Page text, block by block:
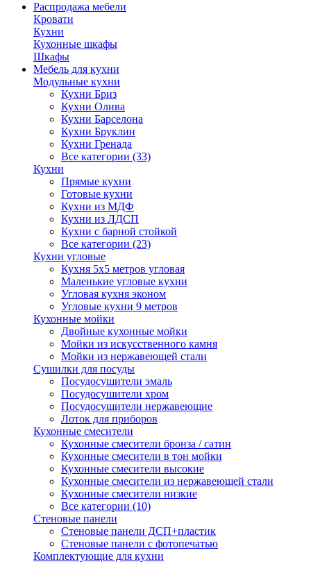
Распродажа мебели
Кровати
Кухни
Кухонные шкафы
Шкафы
Мебель для кухни
Модульные кухни
Кухни Бриз
Кухни Олива
Кухни Барселона
Кухни Бруклин
Кухни Гренада
Все категории (33)
Кухни
Прямые кухни
Готовые кухни
Кухни из МДФ
Кухни из ЛДСП
Кухни с барной стойкой
Все категории (23)
Кухни угловые
Кухня 5х5 метров угловая
Маленькие угловые кухни
Угловая кухня эконом
Угловые кухни 9 метров
Кухонные мойки
Двойные кухонные мойки
Мойки из искусственного камня
Мойки из нержавеющей стали
Сушилки для посуды
Посудосушители эмаль
Посудосушители хром
Посудосушители нержавеющие
Лоток для приборов
Кухонные смесители
Кухонные смесители бронза / сатин
Кухонные смесители в тон мойки
Кухонные смесители высокие
Кухонные смесители из нержавеющей стали
Кухонные смесители низкие
Все категории (10)
Стеновые панели
Стеновые панели ДСП+пластик
Стеновые панели с фотопечатью
Комплектующие для кухни